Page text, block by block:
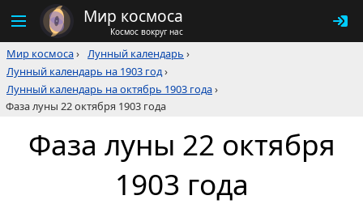
Мир космоса
Космос вокруг нас
Мир космоса› Лунный календарь ›
Лунный календарь на 1903 год›
Лунный календарь на октябрь 1903 года›
Фаза луны 22 октября 1903 года
Фаза луны 22 октября
1903 года